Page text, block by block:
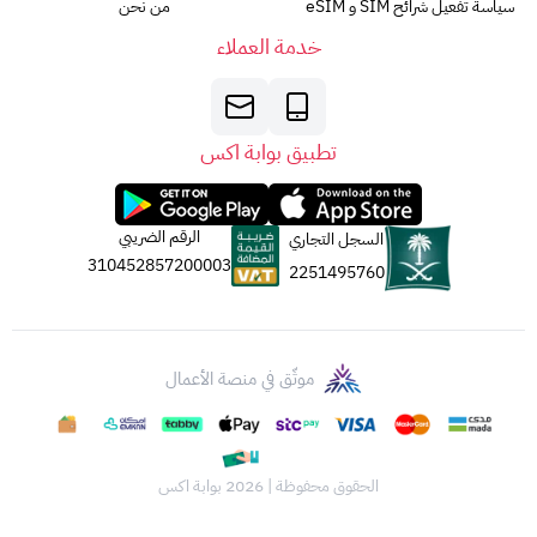
سياسة تفعيل شرائح SIM و eSIM
من نحن
خدمة العملاء
تطبيق بوابة اكس
السجل التجاري
2251495760
الرقم الضريبي
310452857200003
موثّق في منصة الأعمال
الحقوق محفوظة | 2026 بوابة اكس